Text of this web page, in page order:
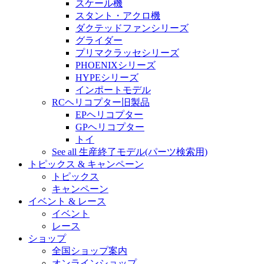
スケール機
スタント・アクロ機
ダクテッドファンシリーズ
グライダー
プリマクラッセシリーズ
PHOENIXシリーズ
HYPEシリーズ
インポートモデル
RCヘリコプター旧製品
EPヘリコプター
GPヘリコプター
トイ
See all 生産終了モデル(パーツ検索用)
トピックス & キャンペーン
トピックス
キャンペーン
イベント & レース
イベント
レース
ショップ
全国ショップ案内